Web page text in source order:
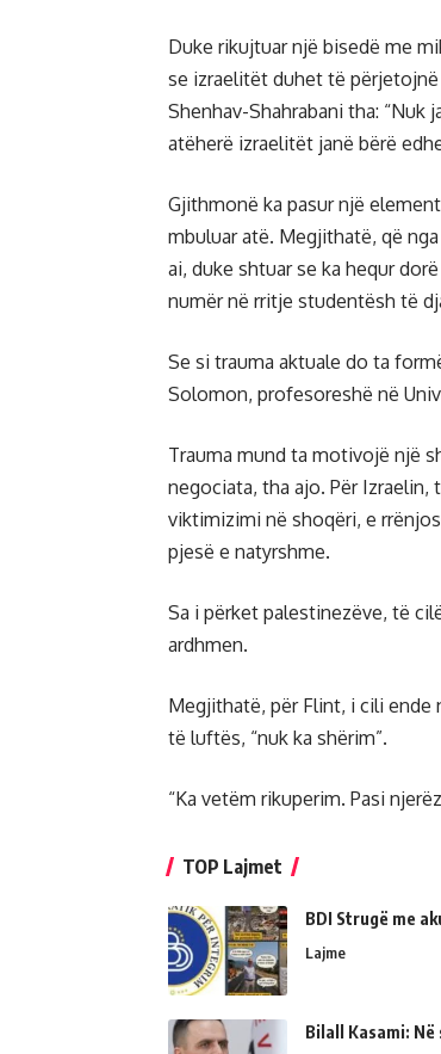
Duke rikujtuar një bisedë me
se izraelitët duhet të përjetojnë
Shenhav-Shahrabani tha:
atëherë izraelitët janë bërë
Gjithmonë ka pasur një
mbuluar atë. Megjithatë, që
ai, duke shtuar se ka hequr
numër në rritje studentësh të
Se si trauma aktuale do ta
Solomon, profesoreshë në
Trauma mund ta motivojë një
negociata, tha ajo. Për
viktimizimi në shoqëri, e
pjesë e natyrshme.
Sa i përket palestinezëve, të
ardhmen.
Megjithatë, për Flint, i cili ende
të luftës, “nuk ka shërim”.
“Ka vetëm rikuperim. Pasi
TOP Lajmet
BDI Strugë me
Lajme
Bilall Kasami: